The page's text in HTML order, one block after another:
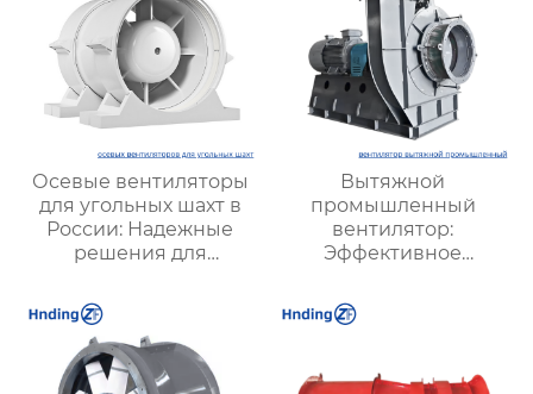
Осевые вентиляторы
для угольных шахт в
России: Надежные
решения для
вентиляции и
безопасности
Вытяжной
промышленный
вентилятор:
Эффективное
надежной вентиляции